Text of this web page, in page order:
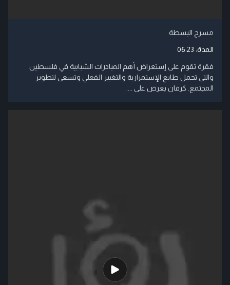
مسرح البسطة
المدة: 06:23
فقرة تقوم على إستعراض أهم المبادرات الشبابية في فلسطين
والتي تحمل طابع الإستمرارية والتغيير الفعلي وتسعى لتطوير
المجتمع. كرفان يعرض على ....